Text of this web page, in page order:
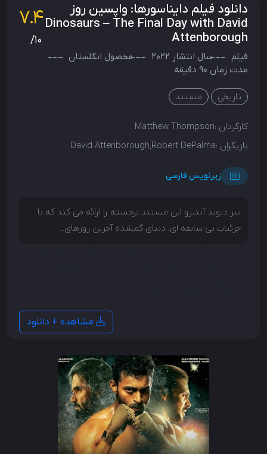
دانلود فیلم دایناسورها: واپسین روز
Dinosaurs – The Final Day with David
Attenborough
7.4
/10
فیلم سال انتشار 2022 محصول انگلستان
مدت زمان 90 دقیقه
تاریخی مستند
کارگردان :Matthew Thompson
بازیگران :David Attenborough,Robert DePalma
زیرنویس فارسی
سر دیوید آتنبرو این مستند برجسته را ارائه می کند که با
جزئیات بی سابقه ای، دنیای گمشده آخرین روزهای...
مشاهده + دانلود